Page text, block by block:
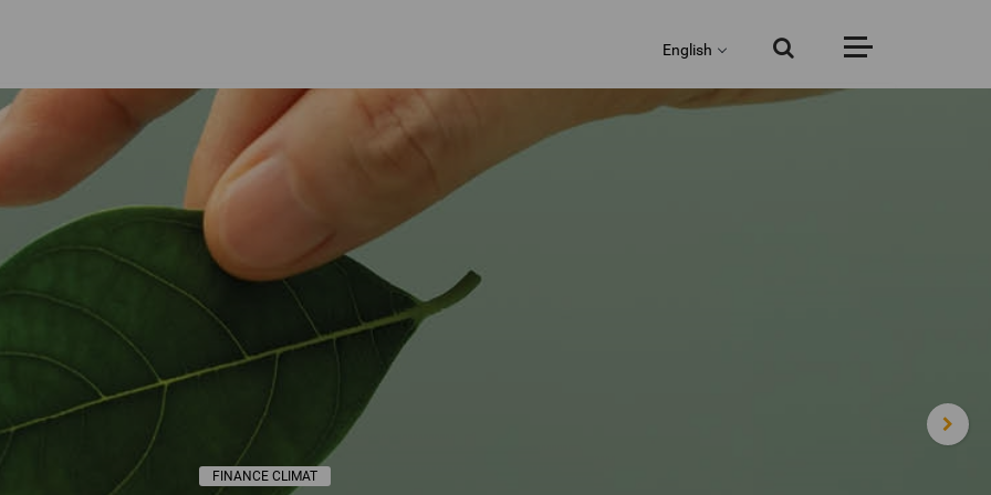
English
FINANCE CLIMAT
ETAT DE DROIT, DEMOCRATIE